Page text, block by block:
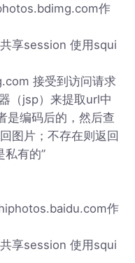
作
享session 使用squi
接受到访问请求
（jsp）来提取url中
是编码后的，然后查
图片；不存在则返回
私有的”
作
享session 使用squi